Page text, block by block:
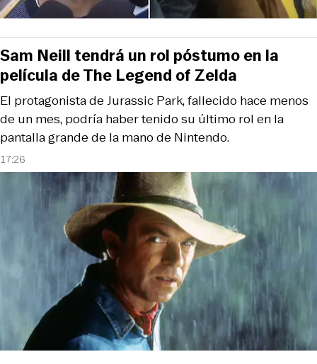
17:26
El protagonista de Jurassic Park, fallecido hace menos
de un mes, podría haber tenido su último rol en la
pantalla grande de la mano de Nintendo.
Sam Neill tendrá un rol póstumo en la
película de The Legend of Zelda